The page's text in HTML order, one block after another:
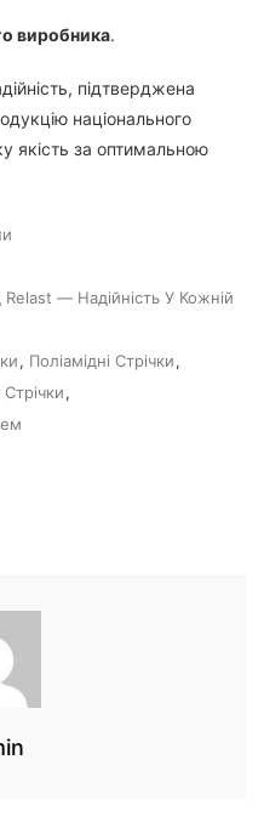
виробника.
підтверджена
національного
якість за оптимальною
Relast — Надійність У Кожній
, Поліамідні Стрічки,
,